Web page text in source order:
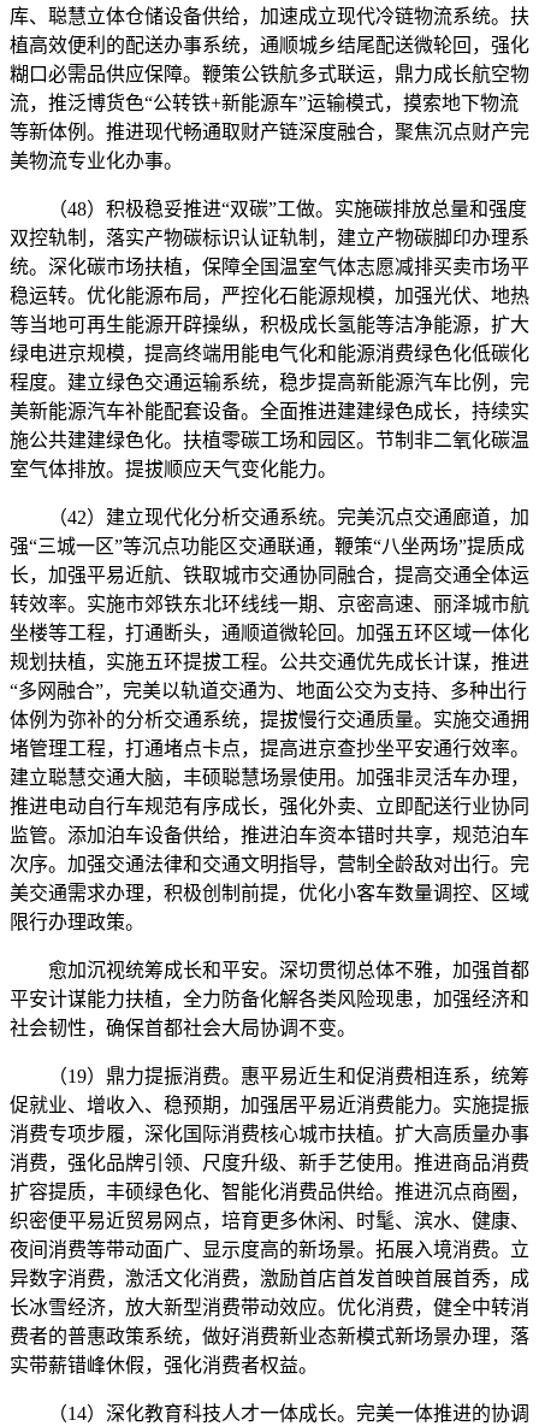
库、聪慧立体仓储设备供给，加速成立现代冷链物流系统。扶
植高效便利的配送办事系统，通顺城乡结尾配送微轮回，强化
糊口必需品供应保障。鞭策公铁航多式联运，鼎力成长航空物
流，推泛博货色“公转铁+新能源车”运输模式，摸索地下物流
等新体例。推进现代畅通取财产链深度融合，聚焦沉点财产完
美物流专业化办事。
（48）积极稳妥推进“双碳”工做。实施碳排放总量和强度
双控轨制，落实产物碳标识认证轨制，建立产物碳脚印办理系
统。深化碳市场扶植，保障全国温室气体志愿减排买卖市场平
稳运转。优化能源布局，严控化石能源规模，加强光伏、地热
等当地可再生能源开辟操纵，积极成长氢能等洁净能源，扩大
绿电进京规模，提高终端用能电气化和能源消费绿色化低碳化
程度。建立绿色交通运输系统，稳步提高新能源汽车比例，完
美新能源汽车补能配套设备。全面推进建建绿色成长，持续实
施公共建建绿色化。扶植零碳工场和园区。节制非二氧化碳温
室气体排放。提拔顺应天气变化能力。
（42）建立现代化分析交通系统。完美沉点交通廊道，加
强“三城一区”等沉点功能区交通联通，鞭策“八坐两场”提质成
长，加强平易近航、铁取城市交通协同融合，提高交通全体运
转效率。实施市郊铁东北环线线一期、京密高速、丽泽城市航
坐楼等工程，打通断头，通顺道微轮回。加强五环区域一体化
规划扶植，实施五环提拔工程。公共交通优先成长计谋，推进
“多网融合”，完美以轨道交通为、地面公交为支持、多种出行
体例为弥补的分析交通系统，提拔慢行交通质量。实施交通拥
堵管理工程，打通堵点卡点，提高进京查抄坐平安通行效率。
建立聪慧交通大脑，丰硕聪慧场景使用。加强非灵活车办理，
推进电动自行车规范有序成长，强化外卖、立即配送行业协同
监管。添加泊车设备供给，推进泊车资本错时共享，规范泊车
次序。加强交通法律和交通文明指导，营制全龄敌对出行。完
美交通需求办理，积极创制前提，优化小客车数量调控、区域
限行办理政策。
愈加沉视统筹成长和平安。深切贯彻总体不雅，加强首都
平安计谋能力扶植，全力防备化解各类风险现患，加强经济和
社会韧性，确保首都社会大局协调不变。
（19）鼎力提振消费。惠平易近生和促消费相连系，统筹
促就业、增收入、稳预期，加强居平易近消费能力。实施提振
消费专项步履，深化国际消费核心城市扶植。扩大高质量办事
消费，强化品牌引领、尺度升级、新手艺使用。推进商品消费
扩容提质，丰硕绿色化、智能化消费品供给。推进沉点商圈，
织密便平易近贸易网点，培育更多休闲、时髦、滨水、健康、
夜间消费等带动面广、显示度高的新场景。拓展入境消费。立
异数字消费，激活文化消费，激励首店首发首映首展首秀，成
长冰雪经济，放大新型消费带动效应。优化消费，健全中转消
费者的普惠政策系统，做好消费新业态新模式新场景办理，落
实带薪错峰休假，强化消费者权益。
（14）深化教育科技人才一体成长。完美一体推进的协调